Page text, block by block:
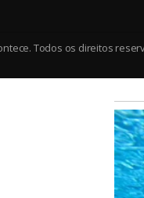
Todos os direitos